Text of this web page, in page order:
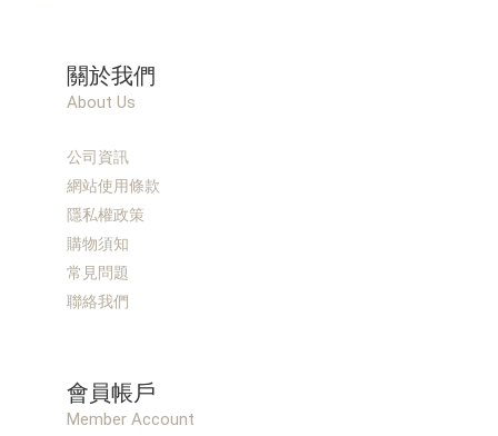
關於我們
About Us
公司資訊
網站使用條款
隱私權政策
購物須知
常見問題
聯絡我們
會員帳戶
Member Account